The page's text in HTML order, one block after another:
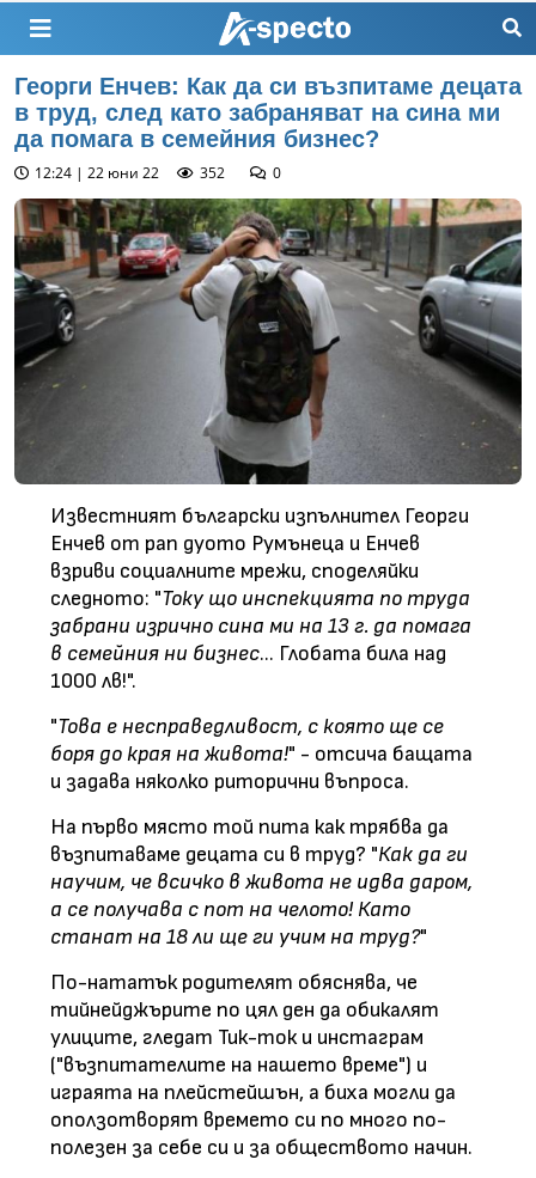
Георги Енчев: Как да си възпитаме децата
в труд, след като забраняват на сина ми
да помага в семейния бизнес?
12:24 | 22 юни 22 352 0
Известният български изпълнител Георги
Енчев от рап дуото Румънеца и Енчев
взриви социалните мрежи, споделяйки
следното: "Току що инспекцията по труда
забрани изрично сина ми на 13 г. да помага
в семейния ни бизнес... Глобата била над
1000 лв!".
"Това е несправедливост, с която ще се
боря до края на живота!" - отсича бащата
и задава няколко риторични въпроса.
На първо място той пита как трябва да
възпитаваме децата си в труд? "Как да ги
научим, че всичко в живота не идва даром,
а се получава с пот на челото! Като
станат на 18 ли ще ги учим на труд?"
По-нататък родителят обяснява, че
тийнейджърите по цял ден да обикалят
улиците, гледат Тик-ток и инстаграм
("възпитателите на нашето време") и
играята на плейстейшън, а биха могли да
оползотворят времето си по много по-
полезен за себе си и за обществото начин.